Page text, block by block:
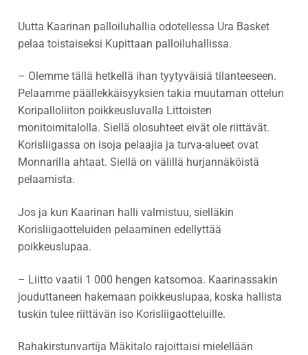
Uutta Kaarinan palloiluhallia odotellessa Ura Basket
pelaa toistaiseksi Kupittaan palloiluhallissa.
– Olemme tällä hetkellä ihan tyytyväisiä tilanteeseen.
Pelaamme päällekkäisyyksien takia muutaman ottelun
Koripalloliiton poikkeusluvalla Littoisten
monitoimitalolla. Siellä olosuhteet eivät ole riittävät.
Korisliigassa on isoja pelaajia ja turva-alueet ovat
Monnarilla ahtaat. Siellä on välillä hurjannäköistä
pelaamista.
Jos ja kun Kaarinan halli valmistuu, sielläkin
Korisliigaotteluiden pelaaminen edellyttää
poikkeuslupaa.
– Liitto vaatii 1 000 hengen katsomoa. Kaarinassakin
jouduttaneen hakemaan poikkeuslupaa, koska hallista
tuskin tulee riittävän iso Korisliigaotteluille.
Rahakirstunvartija Mäkitalo rajoittaisi mielellään